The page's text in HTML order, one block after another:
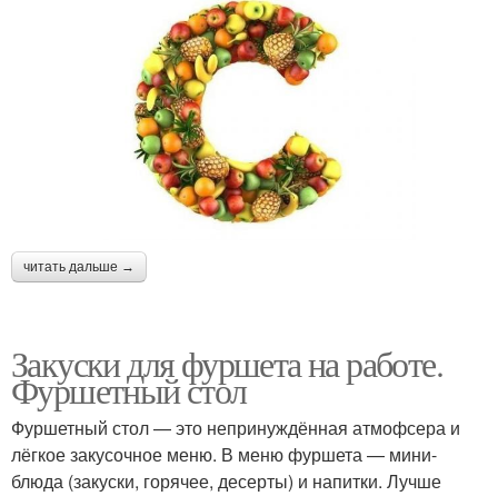
читать дальше →
Закуски для фуршета на работе.
Фуршетный стол
Фуршетный стол — это непринуждённая атмофсера и
лёгкое закусочное меню. В меню фуршета — мини-
блюда (закуски, горячее, десерты) и напитки. Лучше